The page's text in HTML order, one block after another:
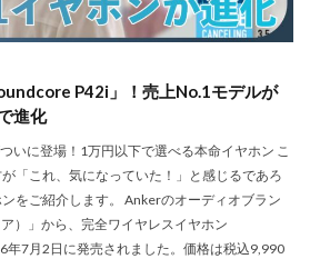
P42i」！売上No.1モデルが
進化
いに登場！1万円以下で選べる本命イヤホン こ
「これ、気になっていた！」と感じるであろ
をご紹介します。 Ankerのオーディオブラン
）」から、完全ワイヤレスイヤホン
年7月2日に発売されました。価格は税込9,990
f/2.8 VR S II 価格
f/2.8 VR S II 発売日
Nikon
Nikon RED
Z6iii
Nikon Z6Ⅲ
Z8 Nikon Z9
Nikon Z9 II
Z90 Nikon Z9ii
Nikon Z9Ⅱ
Zf
Nikon Zf シルバー